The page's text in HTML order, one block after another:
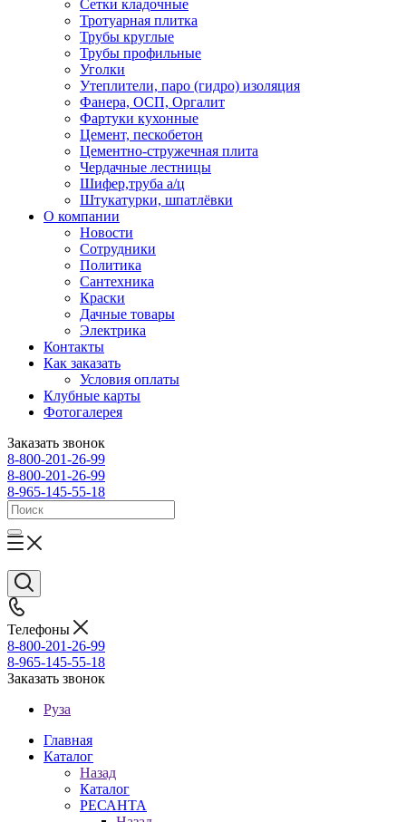
Сетки кладочные
Тротуарная плитка
Трубы круглые
Трубы профильные
Уголки
Утеплители, паро (гидро) изоляция
Фанера, ОСП, Оргалит
Фартуки кухонные
Цемент, пескобетон
Цементно-стружечная плита
Чердачные лестницы
Шифер,труба а/ц
Штукатурки, шпатлёвки
О компании
Новости
Сотрудники
Политика
Сантехника
Краски
Дачные товары
Электрика
Контакты
Как заказать
Условия оплаты
Клубные карты
Фотогалерея
Заказать звонок
8-800-201-26-99
8-800-201-26-99
8-965-145-55-18
Телефоны
8-800-201-26-99
8-965-145-55-18
Заказать звонок
Руза
Главная
Каталог
Назад
Каталог
РЕСАНТА